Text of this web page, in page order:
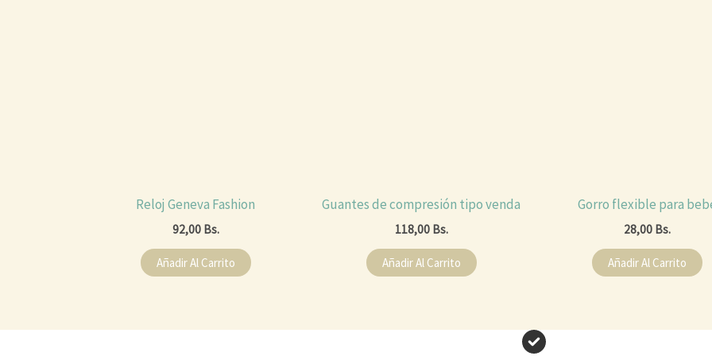
Reloj Geneva Fashion
92,00 Bs.
Añadir Al Carrito
Guantes de compresión tipo venda
118,00 Bs.
Añadir Al Carrito
Gorro flexible para
28,00 Bs.
Añadir Al Carrito